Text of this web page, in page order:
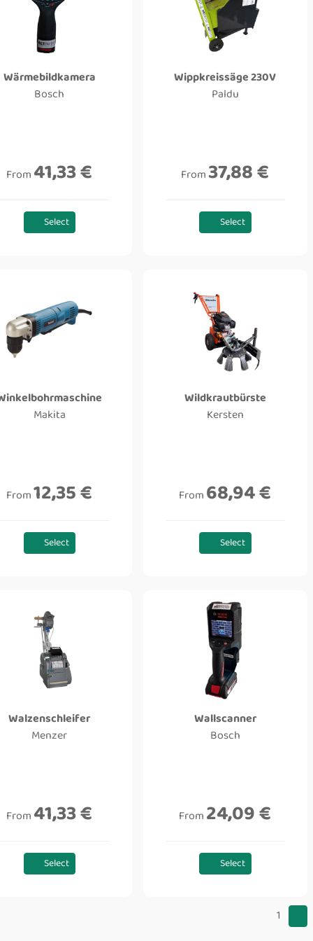
Wärmebildkamera
Bosch
From41,33 €
Select
Wippkreissäge 230V
Paldu
From37,88 €
Select
Makita
From12,35 €
Select
Wildkrautbürste
Kersten
From68,94 €
Select
Walzenschleifer
Menzer
From41,33 €
Select
Wallscanner
Bosch
From24,09 €
Select
1